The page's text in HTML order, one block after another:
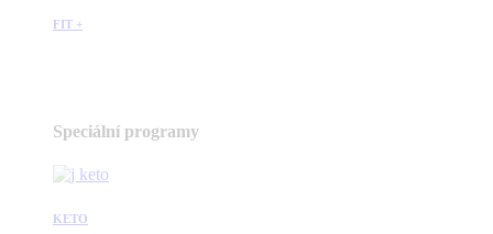
FIT +
Speciální programy
KETO